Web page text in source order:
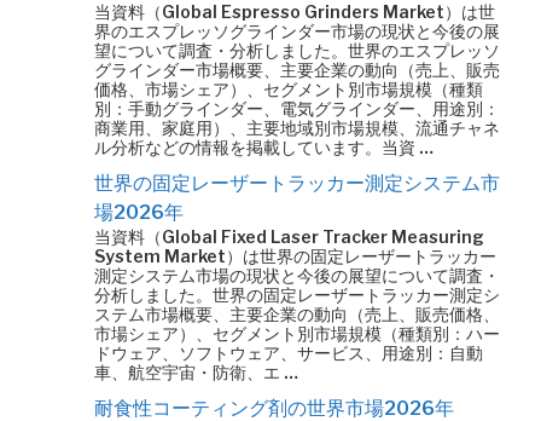
当資料（Global Espresso Grinders Market）は世
界のエスプレッソグラインダー市場の現状と今後の展
望について調査・分析しました。世界のエスプレッソ
グラインダー市場概要、主要企業の動向（売上、販売
価格、市場シェア）、セグメント別市場規模（種類
別：手動グラインダー、電気グラインダー、用途別：
商業用、家庭用）、主要地域別市場規模、流通チャネ
ル分析などの情報を掲載しています。当資 …
世界の固定レーザートラッカー測定システム市
場2026年
当資料（Global Fixed Laser Tracker Measuring
System Market）は世界の固定レーザートラッカー
測定システム市場の現状と今後の展望について調査・
分析しました。世界の固定レーザートラッカー測定シ
ステム市場概要、主要企業の動向（売上、販売価格、
市場シェア）、セグメント別市場規模（種類別：ハー
ドウェア、ソフトウェア、サービス、用途別：自動
車、航空宇宙・防衛、エ …
耐食性コーティング剤の世界市場2026年